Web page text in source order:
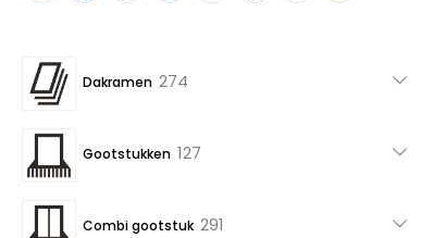
Dakramen 274
Gootstukken 127
Combi gootstuk 291